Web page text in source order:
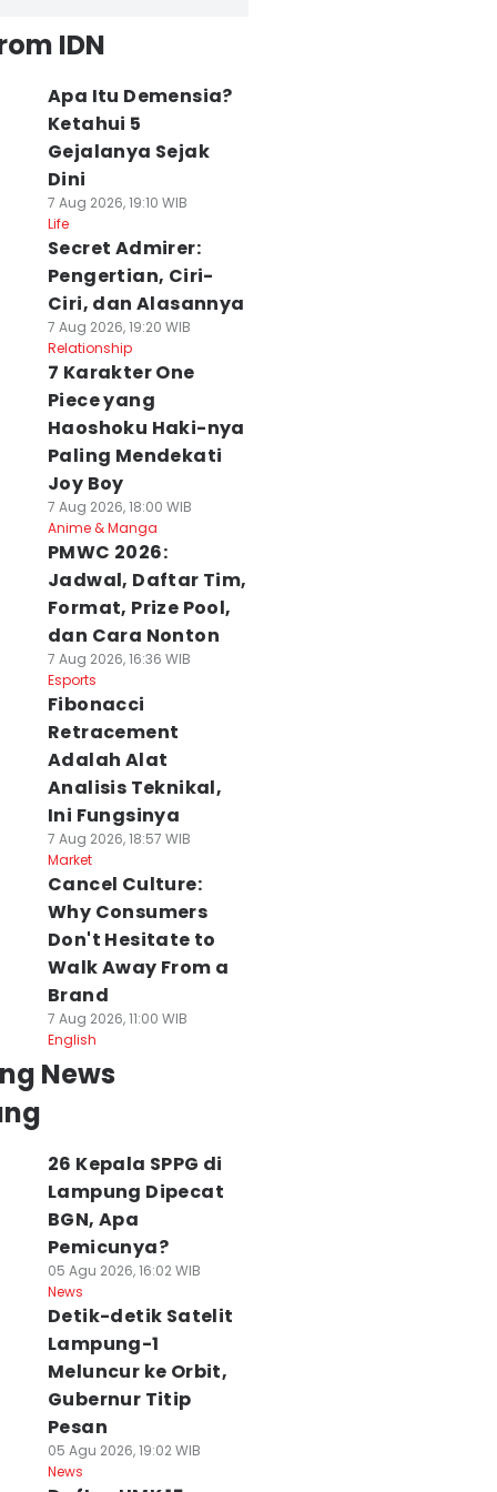
IDN
Apa Itu Demensia?
Ketahui 5
Gejalanya Sejak
Dini
7 Aug 2026, 19:10 WIB
Life
Secret Admirer:
Pengertian, Ciri-
Ciri, dan Alasannya
7 Aug 2026, 19:20 WIB
Relationship
7 Karakter One
Piece yang
Haoshoku Haki-nya
Paling Mendekati
Joy Boy
7 Aug 2026, 18:00 WIB
Anime & Manga
PMWC 2026:
Jadwal, Daftar Tim,
Format, Prize Pool,
dan Cara Nonton
7 Aug 2026, 16:36 WIB
Esports
Fibonacci
Retracement
Adalah Alat
Analisis Teknikal,
Ini Fungsinya
7 Aug 2026, 18:57 WIB
Market
Cancel Culture:
Why Consumers
Don't Hesitate to
Walk Away From a
Brand
7 Aug 2026, 11:00 WIB
English
News
26 Kepala SPPG di
Lampung Dipecat
BGN, Apa
Pemicunya?
05 Agu 2026, 16:02 WIB
News
Detik-detik Satelit
Lampung-1
Meluncur ke Orbit,
Gubernur Titip
Pesan
05 Agu 2026, 19:02 WIB
News